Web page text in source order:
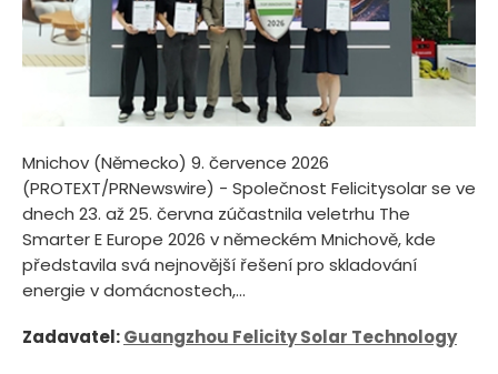
Mnichov (Německo) 9. července 2026
(PROTEXT/PRNewswire) - Společnost Felicitysolar se ve
dnech 23. až 25. června zúčastnila veletrhu The
Smarter E Europe 2026 v německém Mnichově, kde
představila svá nejnovější řešení pro skladování
energie v domácnostech,...
Zadavatel:Guangzhou Felicity Solar Technology